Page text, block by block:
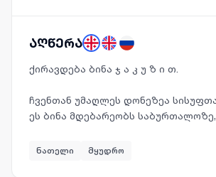
აღწერა
ქირავდება ბინა ჯ ა კ უ ზ ი თ.
ჩვენთან უმაღლეს დონეზეა
ეს ბინა მდებარეობს საბურთალოზე,
ნათელი მყუდრო